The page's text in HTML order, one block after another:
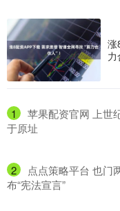
涨
力
1
苹果配资官网 上世
于原址
2
点点策略平台 也门
布“宪法宣言”